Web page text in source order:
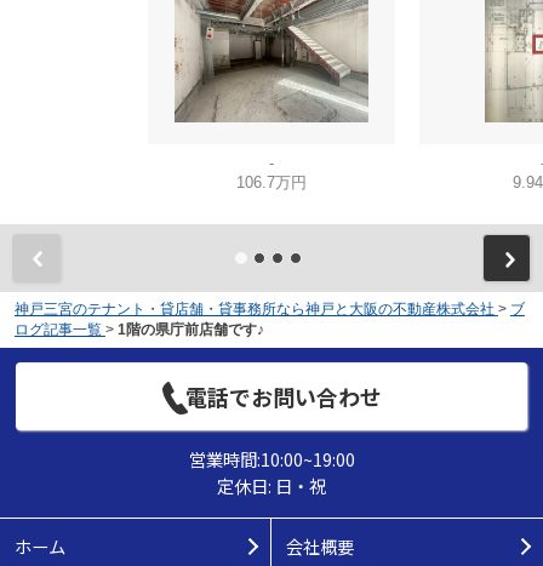
-
106.7万円
神戸三宮のテナント・貸店舗・貸事務所なら神戸と大阪の不動産株式会社 > ブ
ログ記事一覧 > 1階の県庁前店舗です♪
電話でお問い合わせ
営業時間:10:00~19:00
定休日: 日・祝
ホーム 会社概要